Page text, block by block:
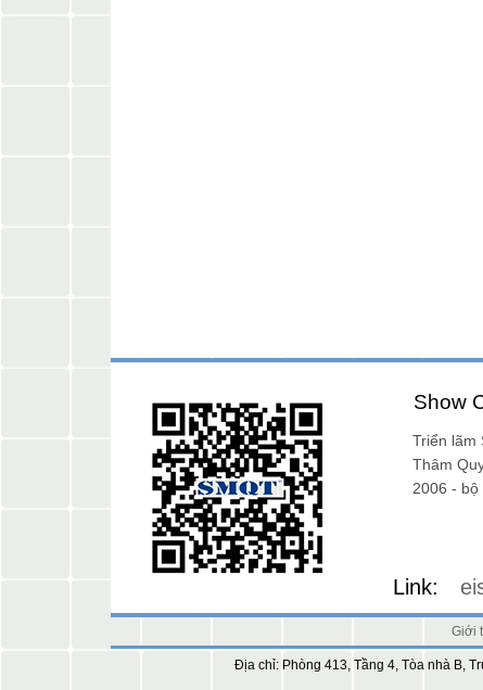
Show
Triển lãm
năm 2017Thâm
CPSE triển lãm
2006 -
Link:
Giới
Địa chỉ: Phòng 413, Tầng 4, Tòa nhà B,